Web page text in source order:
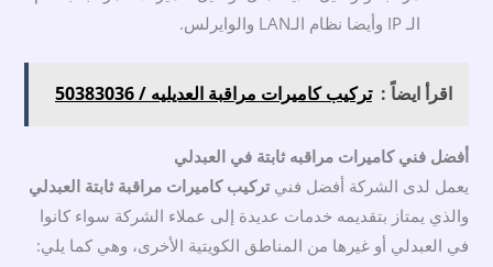
الـ IP وأيضا نظام الـLAN والوايرلس.
اقرأ ايضاً : تركيب كاميرات مراقبة العديليه / 50383036
أفضل فني كاميرات مراقبه ثابتة في العبدلي
يعمل لدى الشركة أفضل فنيتركيب كاميرات مراقبة ثابتة العبدلي
والذي يمتاز بتقديمه خدمات عديدة إلى عملاء الشركة سواء كانوا
في العبدلي أو غيرها من المناطق الكويتية الأخرى، وهي كما يلي: